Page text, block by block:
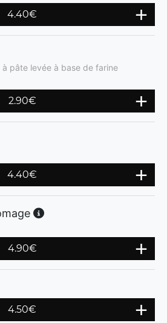
4.40€
pâte levée à base de farine
2.90€
4.40€
4.90€
4.50€